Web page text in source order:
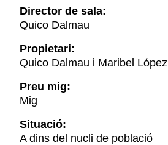
Director de sala:
Quico Dalmau
Propietari:
Quico Dalmau i Maribel López
Preu mig:
Mig
Situació:
A dins del nucli de població